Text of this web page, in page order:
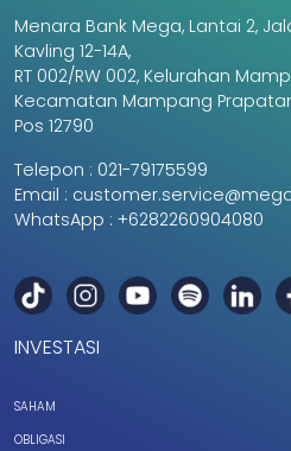
Menara Bank Mega, Lantai 2,
Kavling 12-14A,
RT 002/RW 002, Kelurahan
Kecamatan Mampang
Pos 12790
Telepon : 021-79175599
Email :
WhatsApp : +6282260904080
INVESTASI
SAHAM
OBLIGASI